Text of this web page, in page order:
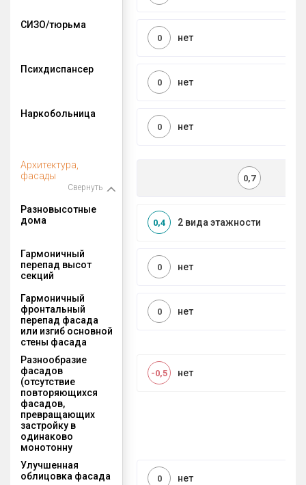
СИЗО/тюрьма
нет
0
Психдиспансер
нет
0
Наркобольница
нет
0
Архитектура,
фасады
Свернуть
0,7
Разновысотные
дома
2 вида этажности
0,4
Гармоничный
перепад высот
секций
нет
0
Гармоничный
фронтальный
перепад фасада
или изгиб основной
стены фасада
нет
0
Разнообразие
фасадов
(отсутствие
повторяющихся
фасадов,
превращающих
застройку в
одинаково
монотонну
нет
-0,5
Улучшенная
облицовка фасада
нет
0